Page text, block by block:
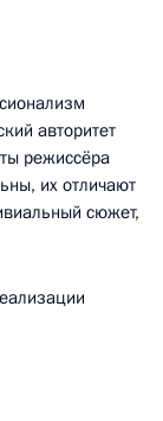
авторитет
режиссёра
их отличают
сюжет,